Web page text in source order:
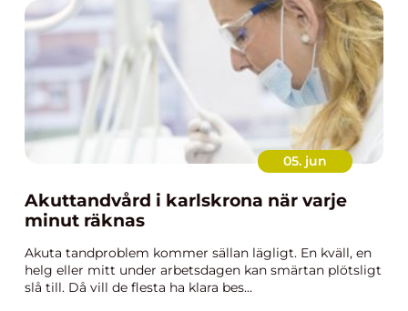
05. jun
Akuttandvård i karlskrona när varje
minut räknas
Akuta tandproblem kommer sällan lägligt. En kväll, en
helg eller mitt under arbetsdagen kan smärtan plötsligt
slå till. Då vill de flesta ha klara bes...